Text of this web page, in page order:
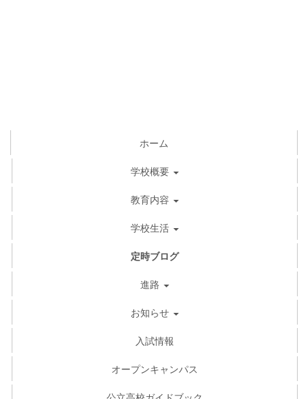
ホーム
学校概要
教育内容
学校生活
定時ブログ
進路
お知らせ
入試情報
オープンキャンパス